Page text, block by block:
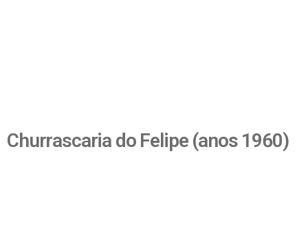
Churrascaria do Felipe (anos 1960)